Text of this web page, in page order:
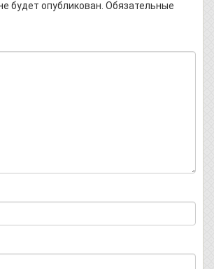
будет опубликован. Обязательные